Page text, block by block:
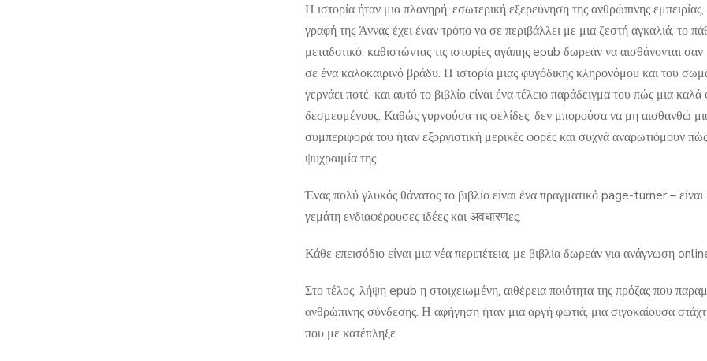
Η ιστορία ήταν μια πλανηρή, εσωτερική εξερεύνηση της ανθρώπινης
γραφή της Άννας έχει έναν τρόπο να σε περιβάλλει με μια ζεστή αγκαλιά, το
μεταδοτικό, καθιστώντας τις ιστορίες αγάπης epub δωρεάν να αισθάνονται
σε ένα καλοκαιρινό βράδυ. Η ιστορία μιας φυγόδικης κληρονόμου και του
γερνάει ποτέ, και αυτό το βιβλίο είναι ένα τέλειο παράδειγμα του πώς μια
δεσμευμένους. Καθώς γυρνούσα τις σελίδες, δεν μπορούσα να μη αισθανθώ
συμπεριφορά του ήταν εξοργιστική μερικές φορές και συχνά αναρωτιόμουν
ψυχραιμία της.
Ένας πολύ γλυκός θάνατος το βιβλίο είναι ένα πραγματικό page-turner –
γεμάτη ενδιαφέρουσες ιδέες και अवधारणες.
Κάθε επεισόδιο είναι μια νέα περιπέτεια, με βιβλία δωρεάν για ανάγνωση
Στο τέλος, λήψη epub η στοιχειωμένη, αιθέρεια ποιότητα της πρόζας που
ανθρώπινης σύνδεσης. Η αφήγηση ήταν μια αργή φωτιά, μια σιγοκαίουσα
που με κατέπληξε.